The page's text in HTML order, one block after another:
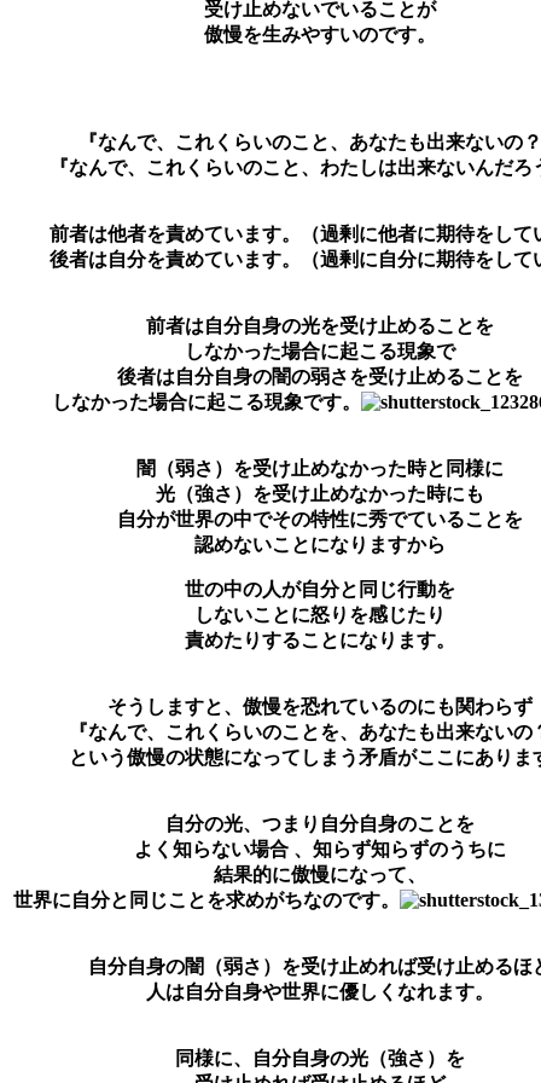
受け止めないでいることが
傲慢を生みやすいのです。
『なんで、これくらいのこと、あなたも出来ないの？
『なんで、これくらいのこと、わたしは出来ないんだろ
前者は他者を責めています。（過剰に他者に期待をして
後者は自分を責めています。（過剰に自分に期待をして
前者は自分自身の光を受け止めることを
しなかった場合に起こる現象で
後者は自分自身の闇の弱さを受け止めることを
しなかった場合に起こる現象です。
闇（弱さ）を受け止めなかった時と同様に
光（強さ）を受け止めなかった時にも
自分が世界の中でその特性に秀でていることを
認めないことになりますから
世の中の人が自分と同じ行動を
しないことに怒りを感じたり
責めたりすることになります。
そうしますと、傲慢を恐れているのにも関わらず
『なんで、これくらいのことを、あなたも出来ないの
という傲慢の状態になってしまう矛盾がここにありま
自分の光、つまり自分自身のことを
よく知らない場合 、知らず知らずのうちに
結果的に傲慢になって、
世界に自分と同じことを求めがちなのです。
自分自身の闇（弱さ）を受け止めれば受け止めるほ
人は自分自身や世界に優しくなれます。
同様に、自分自身の光（強さ）を